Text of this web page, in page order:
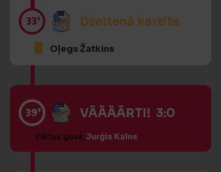
33’ Dzeltenā kartīte
Oļegs Žatkins
39’ VĀĀĀĀRTI! 3:0
Vārtus guva Jurģis Kalns